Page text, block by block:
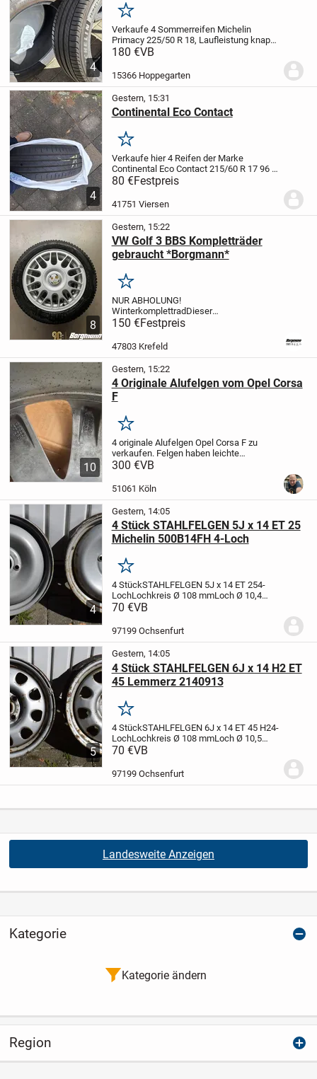
4
Merken
Verkaufe 4 Sommerreifen Michelin
Primacy 225/50 R 18, Laufleistung knapp
5.000 km.Guter Zustand, Datum der
Übernahme der Kosten durch den Käufer.
180 €VB
15366 Hoppegarten
4
Gestern, 15:31
Continental Eco Contact
Merken
Verkaufe hier 4 Reifen der Marke
Continental Eco Contact 215/60 R 17 96 H
Waren auf Neuwagen nur 6 Wochen
Montiert ca 1500 Km zustand sehr gut.
Selbstabholung
80 €Festpreis
41751 Viersen
8
Gestern, 15:22
VW Golf 3 BBS Kompletträder
gebraucht *Borgmann*
Merken
NUR ABHOLUNG!
WinterkomplettradDieser
Komplettradsatz ist gebraucht, alle
beschädigungen der Felgen sind auf den
Bildern ersichtlich.
3319
1H0601025AD
150 €Festpreis
47803 Krefeld
10
Gestern, 15:22
4 Originale Alufelgen vom Opel Corsa
F
Merken
4 originale Alufelgen Opel Corsa F zu
verkaufen. Felgen haben leichte
Gebrauchsspuren.
ML 65.1 /
300 €VB
51061 Köln
4
Gestern, 14:05
4 Stück STAHLFELGEN 5J x 14 ET 25
Michelin 500B14FH 4-Loch
Merken
4 StückSTAHLFELGEN 5J x 14 ET 254-
LochLochkreis Ø 108 mmLoch Ø 10,4
mm Mittel-/Nabenloch Ø 64 mm
15471Citroen 3xBZustand: Gebraucht –
70 €VB
97199 Ochsenfurt
5
Gestern, 14:05
4 Stück STAHLFELGEN 6J x 14 H2 ET
45 Lemmerz 2140913
Merken
4 StückSTAHLFELGEN 6J x 14 ET 45 H24-
LochLochkreis Ø 108 mmLoch Ø 10,5
mm Mittel-/Nabenloch Ø 57 mm
Zustand - mit leichten Rostansätzen –
ideal zum...
70 €VB
97199 Ochsenfurt
Landesweite Anzeigen
Kategorie
Kategorie ändern
Region